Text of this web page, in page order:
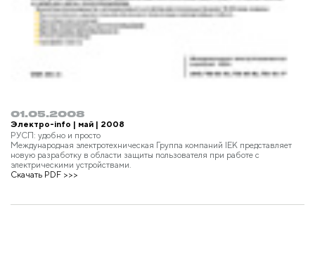
01.05.2008
Электро-info | май | 2008
РУСП: удобно и просто
Международная электротехническая Группа компаний IEK представляет
новую разработку в области защиты пользователя при работе с
электрическими устройствами.
Скачать PDF >>>